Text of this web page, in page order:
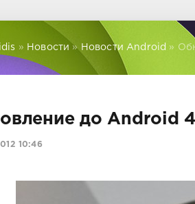
» Новости » Новости Android »
до Android
10:46